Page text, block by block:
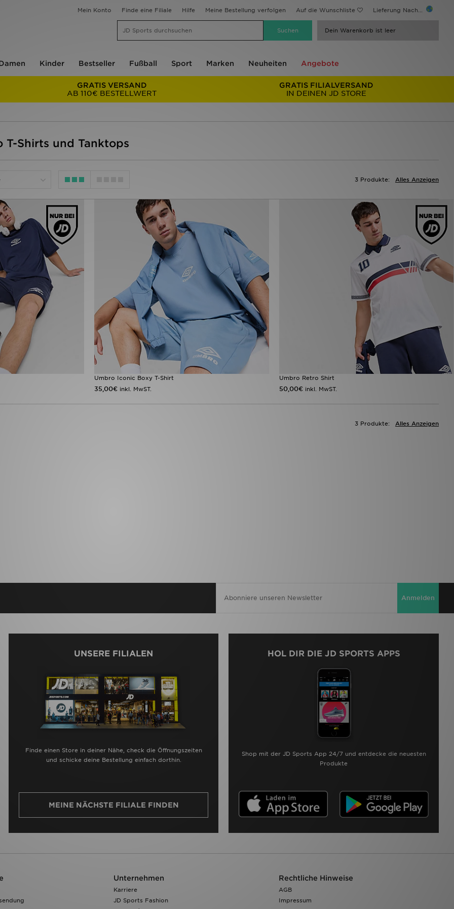
Mein Konto Finde eine Filiale Hilfe Meine Bestellung verfolgen Auf die Wunschliste Lieferung Nach...
Dein Warenkorb ist leer
Kinder Bestseller Fußball Sport Marken Neuheiten Angebote
GRATIS VERSAND
AB 110€ BESTELLWERT
GRATIS FILIALVERSAND
IN DEINEN JD STORE
T-Shirts und Tanktops
Alles Anzeigen
3 Produkte:
Umbro Iconic Boxy T-Shirt
35,00€ inkl. MwST.
Umbro Retro Shirt
50,00€ inkl. MwST.
Alles Anzeigen
3 Produkte:
Anmelden
UNSERE FILIALEN
Finde einen Store in deiner Nähe, check die Öffnungszeiten
und schicke deine Bestellung einfach dorthin.
MEINE NÄCHSTE FILIALE FINDEN
HOL DIR DIE JD SPORTS APPS
Shop mit der JD Sports App 24/7 und entdecke die neuesten
Produkte
Unternehmen
Karriere
JD Sports Fashion
Rechtliche Hinweise
AGB
Impressum